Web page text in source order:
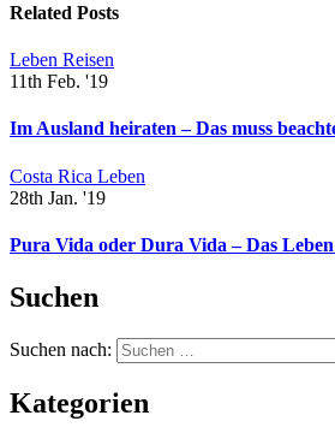
Related Posts
Leben Reisen
11th Feb. '19
Im Ausland heiraten – Das muss
Costa Rica Leben
28th Jan. '19
Pura Vida oder Dura Vida – Das
Suchen
Suchen nach:
Kategorien